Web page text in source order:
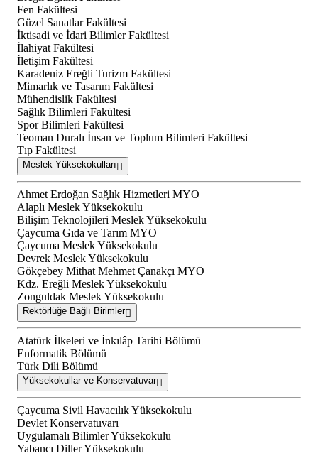
Fen Fakültesi
Güzel Sanatlar Fakültesi
İktisadi ve İdari Bilimler Fakültesi
İlahiyat Fakültesi
İletişim Fakültesi
Karadeniz Ereğli Turizm Fakültesi
Mimarlık ve Tasarım Fakültesi
Mühendislik Fakültesi
Sağlık Bilimleri Fakültesi
Spor Bilimleri Fakültesi
Teoman Duralı İnsan ve Toplum Bilimleri Fakültesi
Tıp Fakültesi
Meslek Yüksekokulları
Ahmet Erdoğan Sağlık Hizmetleri MYO
Alaplı Meslek Yüksekokulu
Bilişim Teknolojileri Meslek Yüksekokulu
Çaycuma Gıda ve Tarım MYO
Çaycuma Meslek Yüksekokulu
Devrek Meslek Yüksekokulu
Gökçebey Mithat Mehmet Çanakçı MYO
Kdz. Ereğli Meslek Yüksekokulu
Zonguldak Meslek Yüksekokulu
Rektörlüğe Bağlı Birimler
Atatürk İlkeleri ve İnkılâp Tarihi Bölümü
Enformatik Bölümü
Türk Dili Bölümü
Yüksekokullar ve Konservatuvar
Çaycuma Sivil Havacılık Yüksekokulu
Devlet Konservatuvarı
Uygulamalı Bilimler Yüksekokulu
Yabancı Diller Yüksekokulu